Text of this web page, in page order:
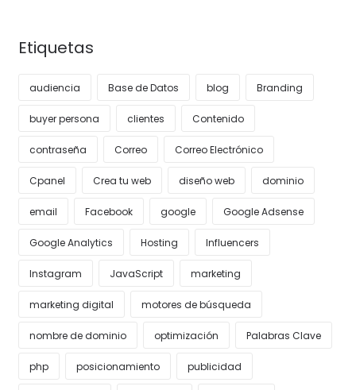
Etiquetas
audiencia Base de Datos blog Branding
buyer persona clientes Contenido
contraseña Correo Correo Electrónico
Cpanel Crea tu web diseño web dominio
email Facebook google Google Adsense
Google Analytics Hosting Influencers
Instagram JavaScript marketing
marketing digital motores de búsqueda
nombre de dominio optimización Palabras Clave
php posicionamiento publicidad